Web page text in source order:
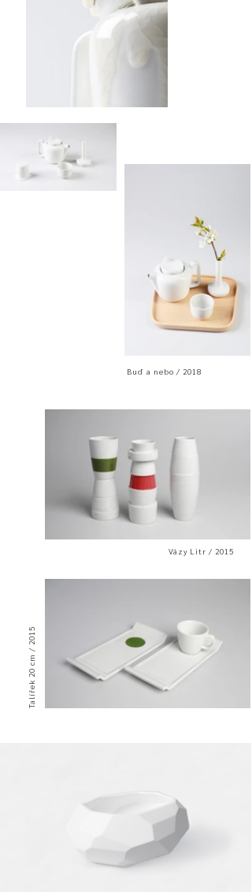
Buď a nebo / 2018
Talířek 20 cm / 2015
Vázy Litr / 2015